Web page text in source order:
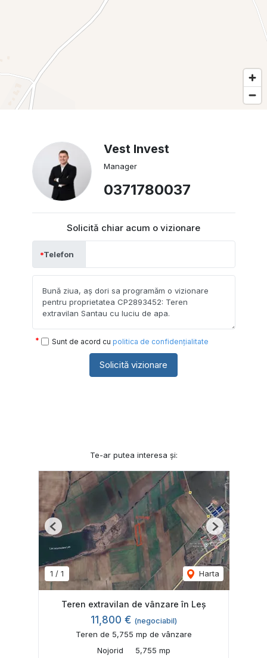
Vest Invest
Manager
0371780037
Solicită chiar acum o vizionare
Telefon
Sunt de acord cu politica de confidențialitate
Solicită vizionare
Te-ar putea interesa și:
1 / 1 Harta
Previous Next
Teren extravilan de vânzare în Leș
11,800 € (negociabil)
Teren de 5,755 mp de vânzare
Nojorid
5,755 mp